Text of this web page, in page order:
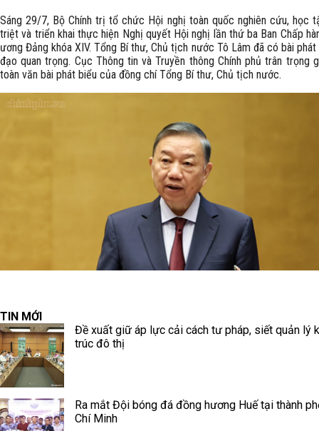
Sáng 29/7, Bộ Chính trị tổ chức Hội nghị toàn quốc nghiên cứu, học
triệt và triển khai thực hiện Nghị quyết Hội nghị lần thứ ba Ban Chấp
ương Đảng khóa XIV. Tổng Bí thư, Chủ tịch nước Tô Lâm đã có bài
đạo quan trọng. Cục Thông tin và Truyền thông Chính phủ trân trọng
toàn văn bài phát biểu của đồng chí Tổng Bí thư, Chủ tịch nước.
TIN MỚI
Đề xuất giữ áp lực cải cách tư pháp, siết quản lý
trúc đô thị
Ra mắt Đội bóng đá đồng hương Huế tại thành
Chí Minh